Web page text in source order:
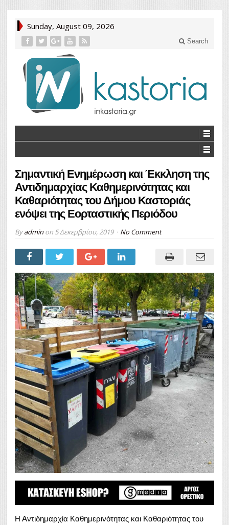
Sunday, August 09, 2026
Search
Σημαντική Ενημέρωση και Έκκληση της
Αντιδημαρχίας Καθημερινότητας και
Καθαριότητας του Δήμου Καστοριάς
ενόψει της Εορταστικής Περιόδου
Byadminon 5 Δεκεμβρίου, 2019 No Comment
Η Αντιδημαρχία Καθημερινότητας και Καθαριότητας του